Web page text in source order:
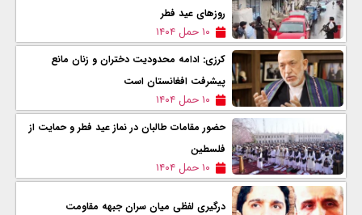
روزهای عید فطر
۱۰ حمل ۱۴۰۴
کرزی: ادامه محدودیت دختران و زنان مانع
پیشرفت افغانستان است
۱۰ حمل ۱۴۰۴
حضور مقامات طالبان در نماز عید فطر و حمایت از
فلسطین
۱۰ حمل ۱۴۰۴
درگیری لفظی میان سران جبهه مقاومت